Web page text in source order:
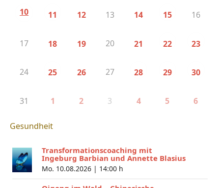
10 11 12 13 14 15 16
17 18 19 20 21 22 23
24 25 26 27 28 29 30
31 1 2 3 4 5 6
Gesundheit
Transformationscoaching mit
Ingeburg Barbian und Annette Blasius
Mo. 10.08.2026 | 14:00 h